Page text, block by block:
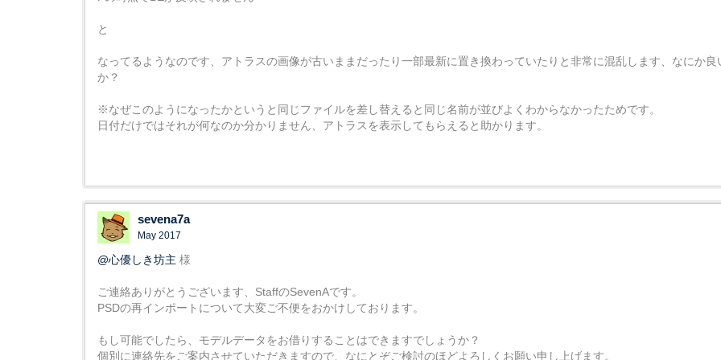
と
なってるようなのです、アトラスの画像が古いままだったり一部最新に置き換わっていたりと非常に混乱します、なにか良
か？
※なぜこのようになったかというと同じファイルを差し替えると同じ名前が並びよくわからなかったためです。
日付だけではそれが何なのか分かりません、アトラスを表示してもらえると助かります。
sevena7a
May 2017
@心優しき坊主 様
ご連絡ありがとうございます、StaffのSevenAです。
PSDの再インポートについて大変ご不便をおかけしております。
もし可能でしたら、モデルデータをお借りすることはできますでしょうか？
個別に連絡先をご案内させていただきますので、なにとぞご検討のほどよろしくお願い申し上げます。